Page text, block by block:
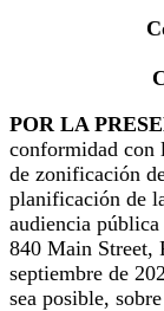
POR LA
conformidad con
de zonificación
planificación de
audiencia
840 Main Street,
septiembre de
sea posible,